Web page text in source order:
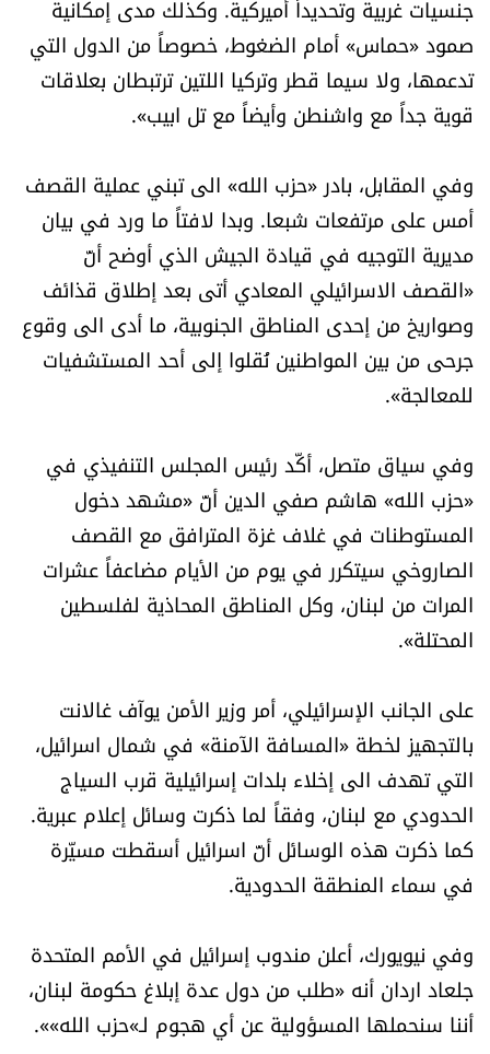
جنسيات غربية وتحديداً أميركية. وكذلك مدى إمكانية
صمود «حماس» أمام الضغوط، خصوصاً من الدول التي
تدعمها، ولا سيما قطر وتركيا اللتين ترتبطان بعلاقات
قوية جداً مع واشنطن وأيضاً مع تل ابيب».
وفي المقابل، بادر «حزب الله» الى تبني عملية القصف
أمس على مرتفعات شبعا. وبدا لافتاً ما ورد في بيان
مديرية التوجيه في قيادة الجيش الذي أوضح أنّ
«القصف الاسرائيلي المعادي أتى بعد إطلاق قذائف
وصواريخ من إحدى المناطق الجنوبية، ما أدى الى وقوع
جرحى من بين المواطنين نُقلوا إلى أحد المستشفيات
للمعالجة».
وفي سياق متصل، أكّد رئيس المجلس التنفيذي في
«حزب الله» هاشم صفي الدين أنّ «مشهد دخول
المستوطنات في غلاف غزة المترافق مع القصف
الصاروخي سيتكرر في يوم من الأيام مضاعفاً عشرات
المرات من لبنان، وكل المناطق المحاذية لفلسطين
المحتلة».
على الجانب الإسرائيلي، أمر وزير الأمن يوآف غالانت
بالتجهيز لخطة «المسافة الآمنة» في شمال اسرائيل،
التي تهدف الى إخلاء بلدات إسرائيلية قرب السياج
الحدودي مع لبنان، وفقاً لما ذكرت وسائل إعلام عبرية.
كما ذكرت هذه الوسائل أنّ اسرائيل أسقطت مسيّرة
في سماء المنطقة الحدودية.
وفي نيويورك، أعلن مندوب إسرائيل في الأمم المتحدة
جلعاد اردان أنه «طلب من دول عدة إبلاغ حكومة لبنان،
أننا سنحملها المسؤولية عن أي هجوم لـ»حزب الله»».